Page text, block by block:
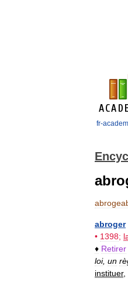
fr-
abroger
• 1398;
♦ Retirer
loi, un
instituer,